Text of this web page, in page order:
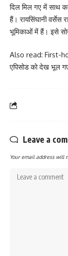
दिल मिल गए में साथ
हैं। रायसिंघानी
भूमिकाओं में हैं। इसे
Also read: First-
एपिसोड को देख भूल
Leave a
Your email address will